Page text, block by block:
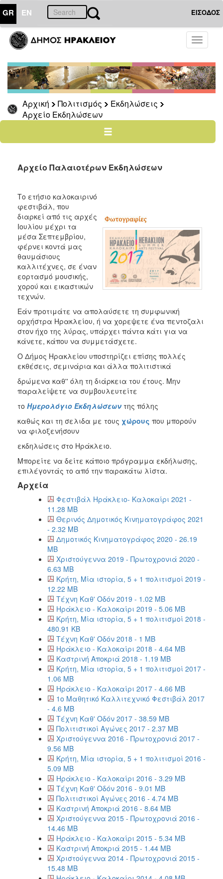
GR EN ΕΙΣΟΔΟΣ
Toggle
Αρχική Πολιτισμός
Εκδηλώσεις
Αρχείο Εκδηλώσεων
ΠΟΛΙΤΙΣΜΟΣ
Ηράκλειο
–
Καλοκαίρι
Φεστιβάλ
των
Τέχνη
+
1
Καστρινή
Αποκριά
Χριστούγεννα
–
Πρωτοχρονιά
Πολιτιστικοί
Αγώνες
Δημοτικός
Κινηματογράφος
Ημέρες
Κινηματογράφου
Πιάνου
Καλλιτεχνικό
Φεστιβάλ
Συμπόσιο
Γλυπτικής
Αρχείο
Εκδηλώσεων
Αρχείο Παλαιοτέρων Εκδηλώσεων
Το ετήσιο καλοκαιρινό
φεστιβάλ, που
διαρκεί από τις αρχές
Ιουλίου μέχρι τα
μέσα Σεπτεμβρίου,
φέρνει κοντά μας
θαυμάσιους
καλλιτέχνες, σε έναν
εορτασμό μουσικής,
χορού και εικαστικών
τεχνών.
Εάν προτιμάτε να απολαύσετε τη συμφωνική
ορχήστρα Ηρακλείου, ή να χορεψετε ένα πεντοζαλι
στον ήχο της λύρας, υπάρχει πάντα κάτι για να
κάνετε, κάπου να συμμετάσχετε.
Ο Δήμος Ηρακλείου υποστηρίζει επίσης πολλές
εκθέσεις, σεμινάρια και άλλα πολιτιστικά
δρώμενα καθ'' όλη τη διάρκεια του έτους. Μην
παραλείψετε να συμβουλευτείτε
το Ημερολόγιο Εκδηλώσεων της πόλης
καθώς και τη σελιδα με τους χώρους που μπορούν
να φιλοξενήσουν
εκδηλώσεις στο Ηράκλειο.
Μπορείτε να δείτε κάποιο πρόγραμμα εκδήλωσης,
επιλέγοντάς το από την παρακάτω λίστα.
Αρχεία
Φεστιβάλ Ηράκλειο- Καλοκαίρι 2021 -
11.28 MB
Θερινός Δημοτικός Κινηματογράφος 2021
- 2.32 MB
Δημοτικός Κινηματογράφος 2020 - 26.19
MB
Χριστούγεννα 2019 - Πρωτοχρονιά 2020 -
6.63 MB
Κρήτη, Μία ιστορία, 5 + 1 πολιτισμοί 2019 -
12.22 MB
Τέχνη Καθ' Οδόν 2019 - 1.02 MB
Ηράκλειο - Καλοκαίρι 2019 - 5.06 MB
Κρήτη, Μία ιστορία, 5 + 1 πολιτισμοί 2018 -
480.91 KB
Τέχνη Καθ' Οδόν 2018 - 1 MB
Ηράκλειο - Καλοκαίρι 2018 - 4.64 MB
Καστρινή Αποκριά 2018 - 1.19 MB
Κρήτη, Μία ιστορία, 5 + 1 πολιτισμοί 2017 -
1.06 MB
Ηράκλειο - Καλοκαίρι 2017 - 4.66 MB
1ο Μαθητικό Καλλιτεχνικό Φεστιβάλ 2017
- 4.6 MB
Τέχνη Καθ' Οδόν 2017 - 38.59 MB
Πολιτιστικοί Αγώνες 2017 - 2.37 MB
Χριστούγεννα 2016 - Πρωτοχρονιά 2017 -
9.56 MB
Κρήτη, Μία ιστορία, 5 + 1 πολιτισμοί 2016 -
5.09 MB
Ηράκλειο - Καλοκαίρι 2016 - 3.29 MB
Τέχνη Καθ' Οδόν 2016 - 9.01 MB
Πολιτιστικοί Αγώνες 2016 - 4.74 MB
Καστρινή Αποκριά 2016 - 8.64 MB
Χριστούγεννα 2015 - Πρωτοχρονιά 2016 -
14.46 MB
Ηράκλειο - Καλοκαίρι 2015 - 5.34 MB
Καστρινή Αποκριά 2015 - 1.44 MB
Χριστούγεννα 2014 - Πρωτοχρονιά 2015 -
15.48 MB